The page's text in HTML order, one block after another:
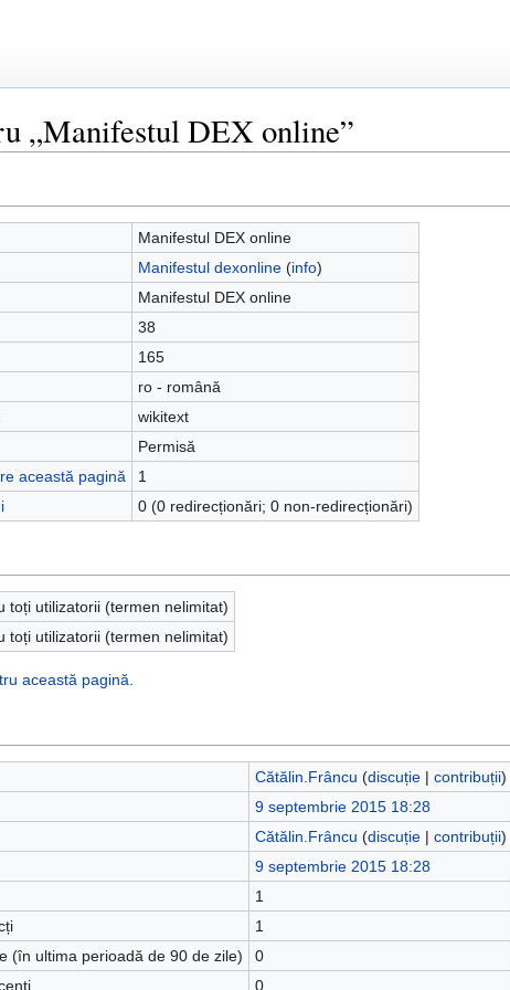
„Manifestul DEX online”
Manifestul DEX online
Manifestul dexonline (info)
Manifestul DEX online
38
165
ro - română
wikitext
Permisă
această pagină
1
0 (0 redirecționări; 0 non-redirecționări)
toți utilizatorii (termen nelimitat)
toți utilizatorii (termen nelimitat)
această pagină.
Cătălin.Frâncu (discuție | contribuții)
9 septembrie 2015 18:28
Cătălin.Frâncu (discuție | contribuții)
9 septembrie 2015 18:28
1
1
(în ultima perioadă de 90 de zile)
0
0